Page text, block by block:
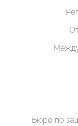
Бюро по